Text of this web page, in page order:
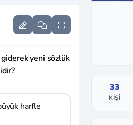
yeni sözlük
harfle
33
KIŞI